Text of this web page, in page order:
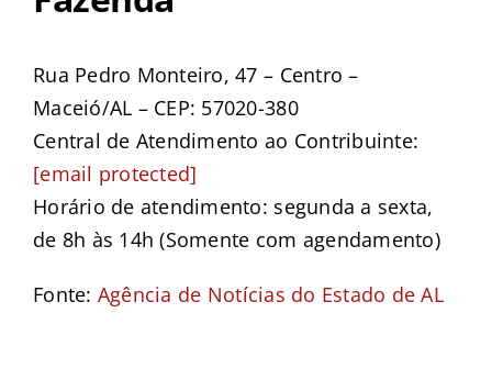
Rua Pedro Monteiro, 47 – Centro –
Maceió/AL – CEP: 57020-380
Central de Atendimento ao Contribuinte:
[email protected]
Horário de atendimento: segunda a sexta,
de 8h às 14h (Somente com agendamento)
Fonte: Agência de Notícias do Estado de AL